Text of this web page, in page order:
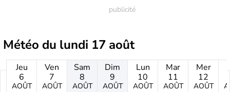
Météo du lundi 17 août
Jeu
6
AOÛT
Ven
7
AOÛT
Sam
8
AOÛT
Dim
9
AOÛT
Lun
10
AOÛT
Mar
11
AOÛT
Mer
12
AOÛT